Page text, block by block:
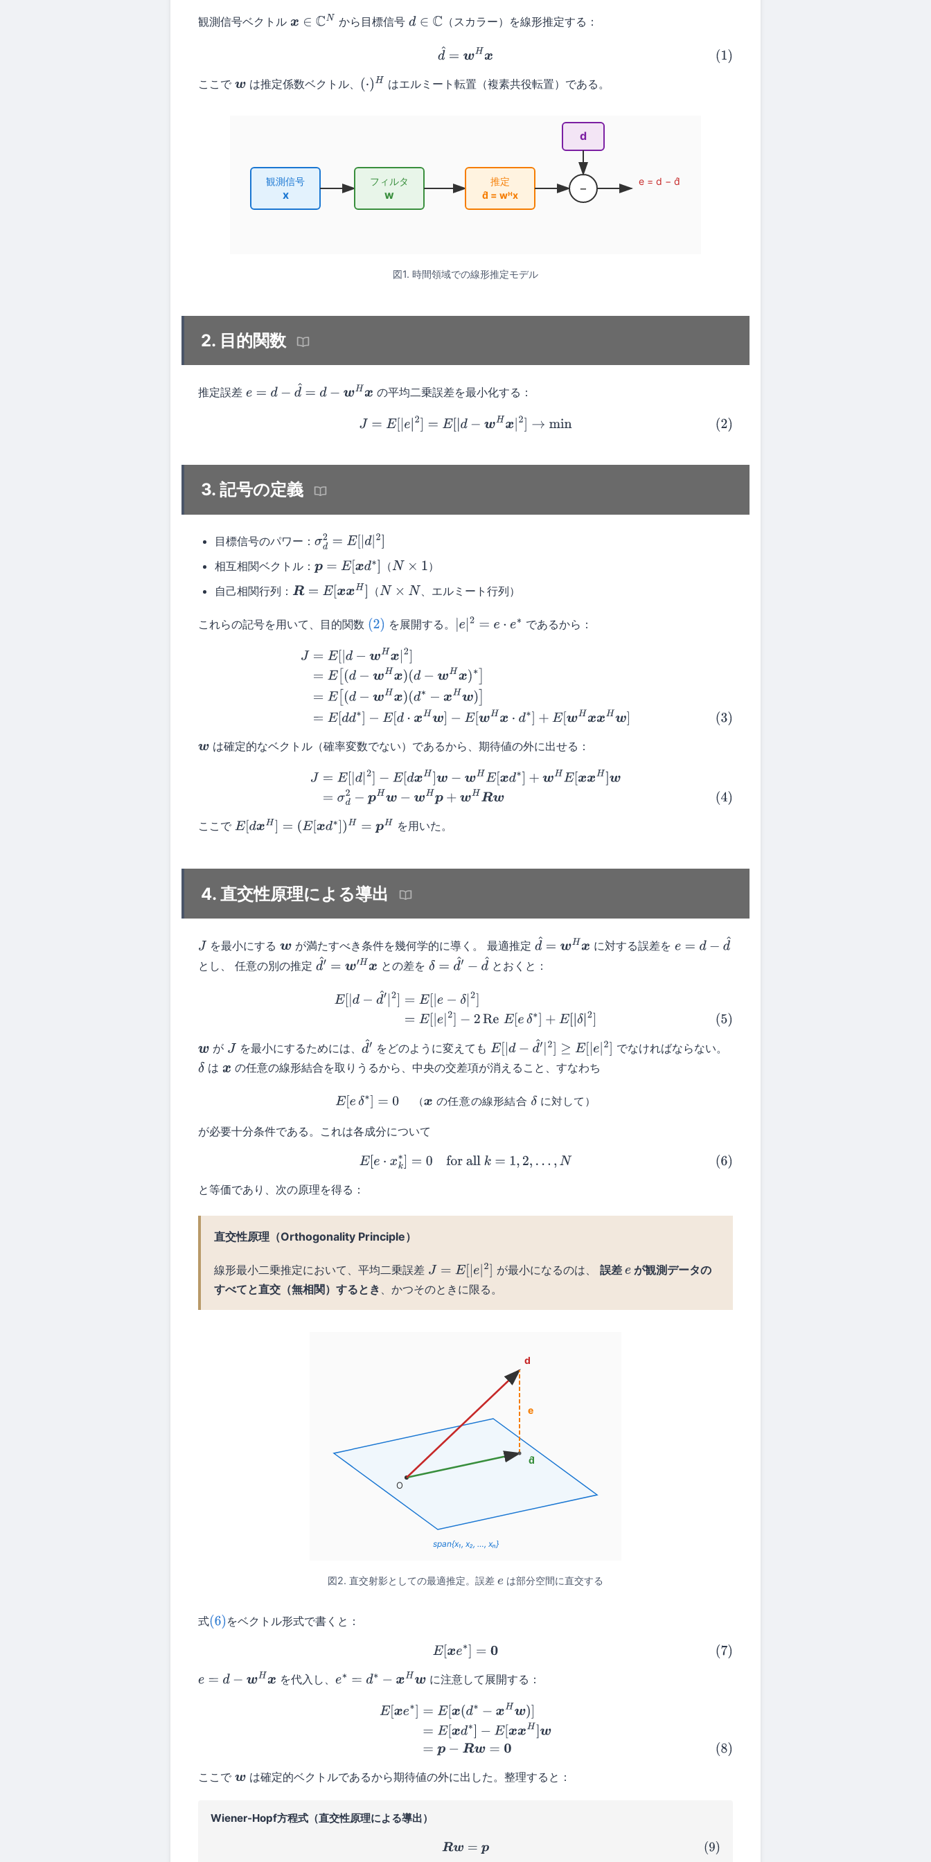
観測信号ベクトル x∈C N から目標信号d ∈C （スカラー）を線形推定する：
(1)d^ =wHx
ここで w は推定係数ベクトル、 (⋅)H はエルミート転置（複素共役転置）である。
観測信号
x
フィルタ
w
推定
d̂ = wᴴx
−
d
e = d − d̂
図1. 時間領域での線形推定モデル
2. 目的関数
推定誤差 e =d −d ^= d −w Hx の平均二乗誤差を最小化する：
(2) = E[ e|2 ]= [| d− wHx|2 ]→ min
3. 記号の定義
目標信号のパワー： σd 2= E[| |2 ]
相互相関ベクトル： p=E[ xd ∗] （N× 1
）
自己相関行列： R= E[ xxH] （N× N 、エルミート行列）
これらの記号を用いて、目的関数 (2) を展開する。 e 2 =e e∗ であるから：
Hx| 2]=E[ d−w Hx)(d−w
−E[wH x⋅d∗]+E
w は確定的なベクトル（確率変数でない）であるから、期待値の外に出せる：
|2 −E[d H ]w −wHE[xd∗ ]+wH E[xxH w(4) =σ d2−pH w−wH p+
ここで E[ dxH]= E[ xd∗])H= pH を用いた。
4. 直交性原理による導出
J を最小にするwが満たすべき条件を幾何学的に導く。 最適推定 d^=wHx に対する誤差を e=d −d ^
とし、 任意の別の推定 d^ =w′Hx との差をδ =d ^′− d^ とおくと：
[|d −d ^′| 2]=E |e−δ| ](5) =E[|
w が Jを最小にするためには、 d^ をどのように変えても E[ |d− d^ ′|2 ]≥ E[| e|2]
でなければならない。
δは x の任意の線形結合を取りうるから、中央の交差項が消えること、すなわち
（ の任意の線形結合 に対して ）
E [eδ ∗]=0 の任意の線形結合δに対して）
が必要十分条件である。これは各成分について
(6)E e⋅ xk ]=0for all k= 1,2 ,… ,N
と等価であり、次の原理を得る：
直交性原理（Orthogonality Principle）
線形最小二乗推定において、平均二乗誤差 J=E[ |e| 2 ] が最小になるのは、 誤差 e が観測データの
すべてと直交（無相関）するとき 、かつそのときに限る。
span{x₁, x₂, …, xₙ}
O
d̂
d
e
図2. 直交射影としての最適推定。誤差e は部分空間に直交する
式(6) をベクトル形式で書くと：
(7)E[x e∗]=0
e =d −wH x を代入し、e ∗ =d ∗− xHw に注意して展開する：
x(d∗−x Hw )]= E[xd∗]− E[xxH]
ここで w は確定的ベクトルであるから期待値の外に出した。整理すると：
Wiener-Hopf方程式（直交性原理による導出）
(9)R w= p